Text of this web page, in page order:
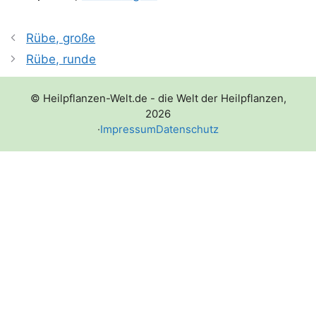
Rübe, große
Rübe, runde
© Heilpflanzen-Welt.de - die Welt der Heilpflanzen,
2026
·ImpressumDatenschutz